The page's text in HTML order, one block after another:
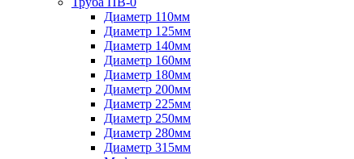
Диаметр 110мм
Диаметр 125мм
Диаметр 140мм
Диаметр 160мм
Диаметр 180мм
Диаметр 200мм
Диаметр 225мм
Диаметр 250мм
Диаметр 280мм
Диаметр 315мм